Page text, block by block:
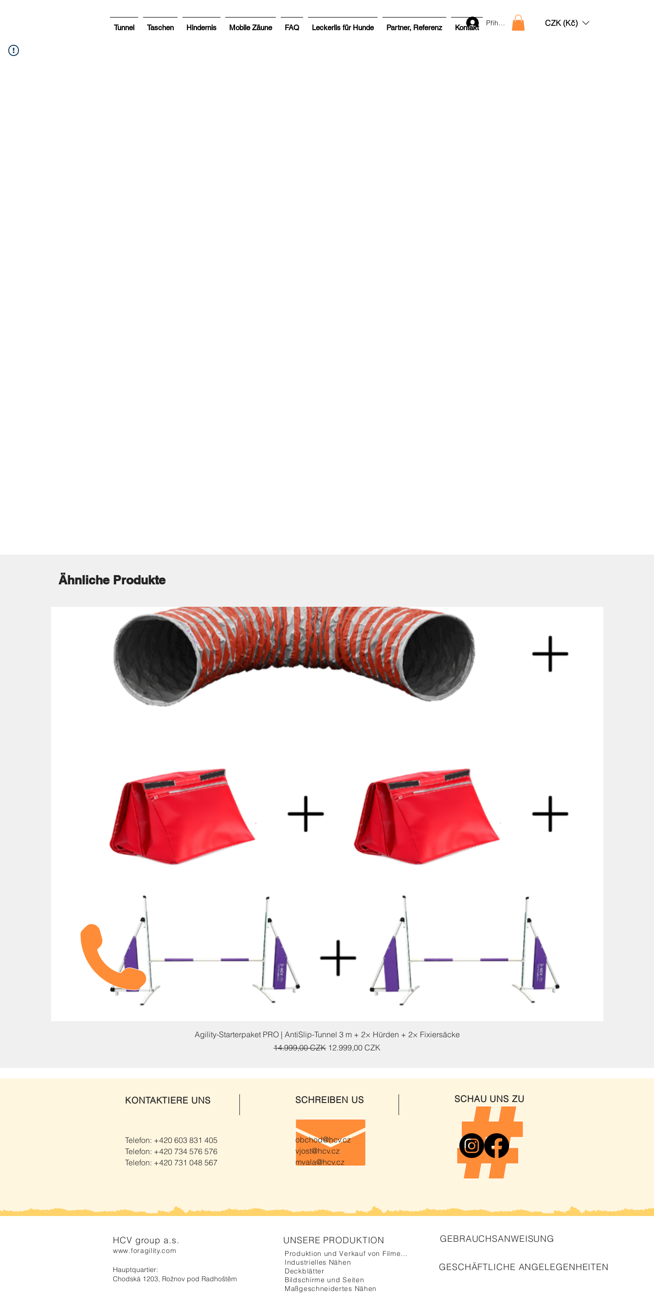
Tunnel Taschen Hindernis Mobile Zäune FAQ Leckerlis für Hunde Partner, Referenz Kontakt CZK (Kč)
Přihlásit
Ähnliche Produkte
Schnellansicht
Agility-Starterpaket PRO | AntiSlip-Tunnel 3 m + 2× Hürden + 2× Fixiersäcke
Standardpreis
14.999,00 CZK Sale-Preis
12.999,00 CZK
KONTAKTIERE UNS
Telefon: +420 603 831 405
Telefon: +420 734 576 576
Telefon: +420 731 048 567
SCHREIBEN US
obchod@hcv.cz
vjost@hcv.cz
mvala@hcv.cz
SCHAU UNS ZU
HCV group a.s.
www.foragility.com
Hauptquartier:
Chodská 1203, Rožnov pod Radhoštěm
UNSERE PRODUKTION
Produktion und Verkauf von Filmemachern
Industrielles Nähen
Deckblätter
Bildschirme und Seiten
Maßgeschneidertes Nähen
GEBRAUCHSANWEISUNG
GESCHÄFTLICHE ANGELEGENHEITEN